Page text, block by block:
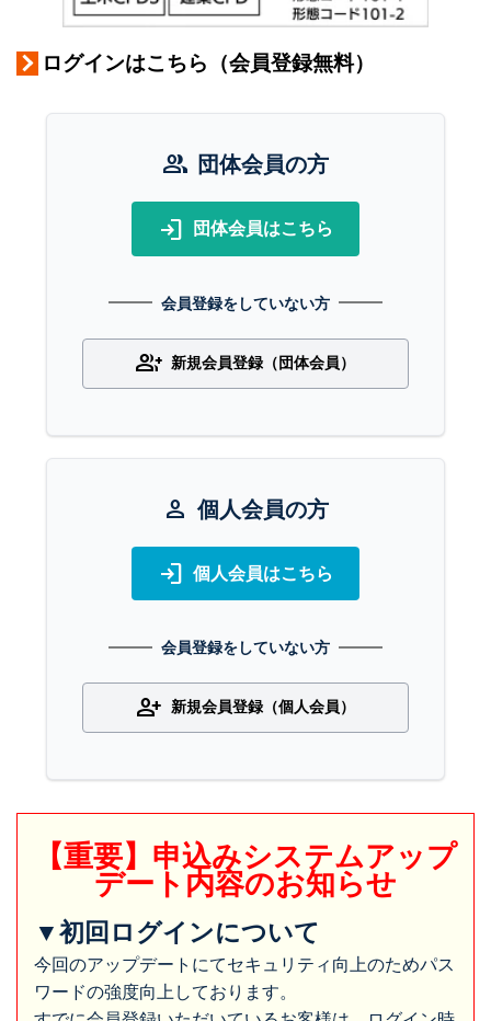
ログインはこちら（会員登録無料）
group 団体会員の方
login 団体会員はこちら
会員登録をしていない方
group_add 新規会員登録（団体会員）
person 個人会員の方
login 個人会員はこちら
会員登録をしていない方
person_add 新規会員登録（個人会員）
【重要】申込みシステムアップ
デート内容のお知らせ
▼初回ログインについて
今回のアップデートにてセキュリティ向上のためパス
ワードの強度向上しております。